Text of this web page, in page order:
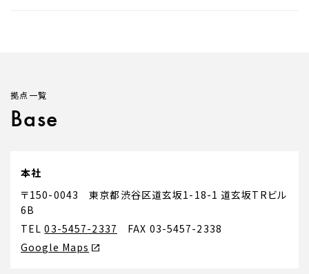
拠点一覧
Base
本社
〒150-0043 東京都渋谷区道玄坂1-18-1 道玄坂TRビル
6B
TEL03-5457-2337 FAX 03-5457-2338
Google Maps